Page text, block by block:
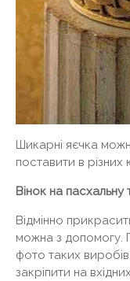
Шикарні яєчка
поставити в різних
Вінок на пасхальну
Відмінно
можна з допомогу.
фото таких
закріпити на